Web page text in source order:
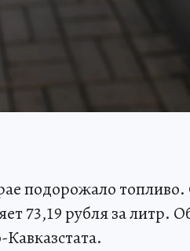
подорожало
73,19 рубля за литр.